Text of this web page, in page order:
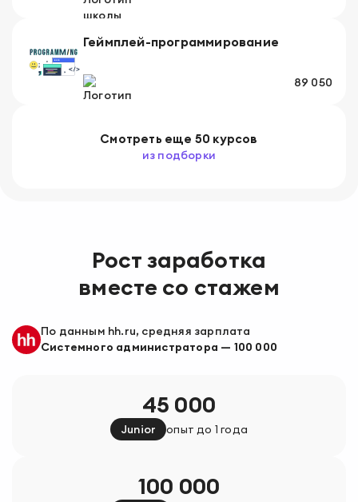
Геймплей-программирование
89 050
Смотреть еще 50 курсов
из подборки
Рост заработка
вместе со стажем
По данным hh.ru, средняя зарплата
Системного администратора — 100 000
45 000
Junior опыт до 1 года
100 000